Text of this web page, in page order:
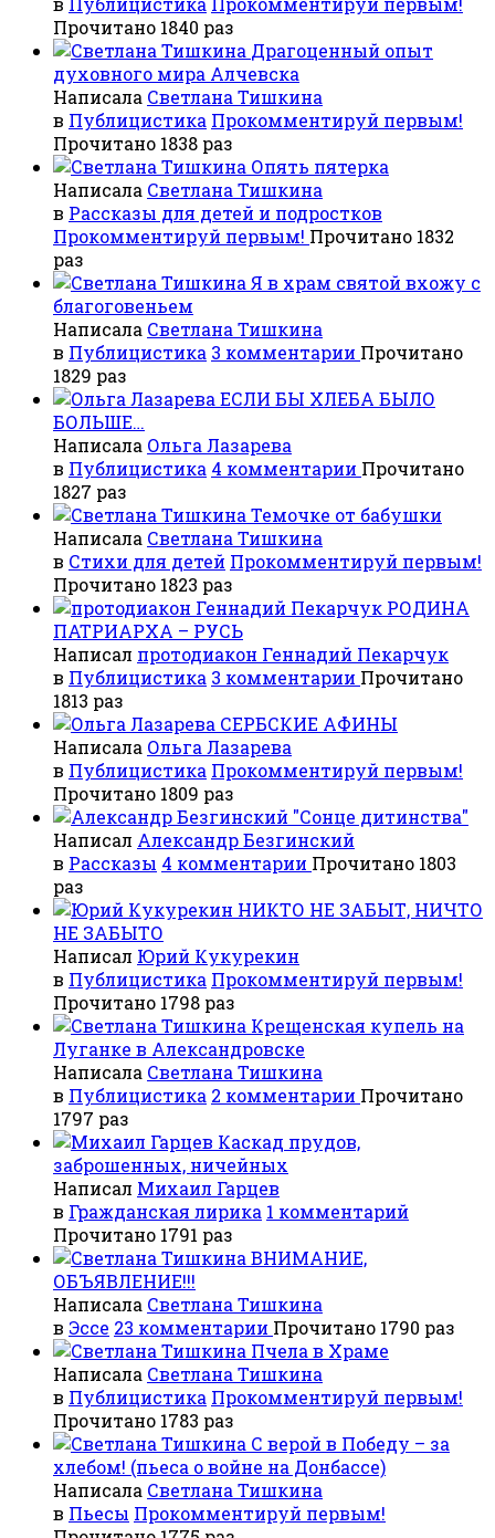
Прочитано 1840 раз
Драгоценный опыт
духовного мира Алчевска
Написала Светлана Тишкина
в Публицистика Прокомментируй первым!
Прочитано 1838 раз
Опять пятерка
Написала Светлана Тишкина
в Рассказы для детей и подростков
Прокомментируй первым! Прочитано 1832
раз
Я в храм святой вхожу с
благоговеньем
Написала Светлана Тишкина
в Публицистика 3 комментарии Прочитано
1829 раз
ЕСЛИ БЫ ХЛЕБА БЫЛО
БОЛЬШЕ…
Написала Ольга Лазарева
в Публицистика 4 комментарии Прочитано
1827 раз
Темочке от бабушки
Написала Светлана Тишкина
в Стихи для детей Прокомментируй первым!
Прочитано 1823 раз
РОДИНА
ПАТРИАРХА – РУСЬ
Написал протодиакон Геннадий Пекарчук
в Публицистика 3 комментарии Прочитано
1813 раз
СЕРБСКИЕ АФИНЫ
Написала Ольга Лазарева
в Публицистика Прокомментируй первым!
Прочитано 1809 раз
"Сонце дитинства"
Написал Александр Безгинский
в Рассказы 4 комментарии Прочитано 1803
раз
НИКТО НЕ ЗАБЫТ, НИЧТО
НЕ ЗАБЫТО
Написал Юрий Кукурекин
в Публицистика Прокомментируй первым!
Прочитано 1798 раз
Крещенская купель на
Луганке в Александровске
Написала Светлана Тишкина
в Публицистика 2 комментарии Прочитано
1797 раз
Каскад прудов,
заброшенных, ничейных
Написал Михаил Гарцев
в Гражданская лирика 1 комментарий
Прочитано 1791 раз
ВНИМАНИЕ,
ОБЪЯВЛЕНИЕ!!!
Написала Светлана Тишкина
в Эссе 23 комментарии Прочитано 1790 раз
Пчела в Храме
Написала Светлана Тишкина
в Публицистика Прокомментируй первым!
Прочитано 1783 раз
С верой в Победу – за
хлебом! (пьеса о войне на Донбассе)
Написала Светлана Тишкина
в Пьесы Прокомментируй первым!